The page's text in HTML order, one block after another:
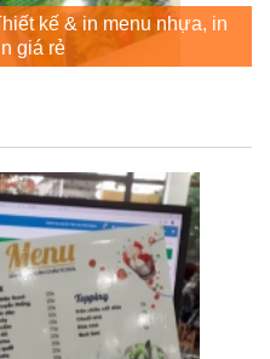
kế & in menu nhựa, in
giá rẻ